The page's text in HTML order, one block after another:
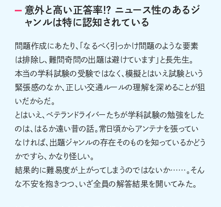
意外と高い正答率!? ニュース性のあるジ
ャンルは特に認知されている
問題作成にあたり、「なるべく引っかけ問題のような要素
は排除し、難問奇問の出題は避けています」と長先生。
本当の学科試験の受験ではなく、模擬とはいえ試験という
緊張感のなか、正しい交通ルールの理解を深めることが狙
いだからだ。
とはいえ、ベテランドライバーたちが学科試験の勉強をした
のは、はるか遠い昔の話。常日頃からアンテナを張ってい
なければ、出題ジャンルの存在そのものを知っているかどう
かですら、かなり怪しい。
結果的に難易度が上がってしまうのではないか……。そん
な不安を抱きつつ、いざ全員の解答結果を開いてみた。